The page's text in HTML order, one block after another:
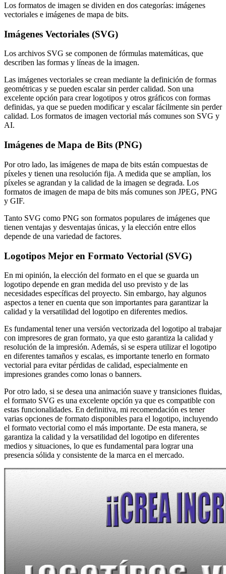
Los formatos de imagen se dividen en dos categorías: imágenes
vectoriales e imágenes de mapa de bits.
Imágenes Vectoriales (SVG)
Los archivos SVG se componen de fórmulas matemáticas, que
describen las formas y líneas de la imagen.
Las imágenes vectoriales se crean mediante la definición de formas
geométricas y se pueden escalar sin perder calidad. Son una
excelente opción para crear logotipos y otros gráficos con formas
definidas, ya que se pueden modificar y escalar fácilmente sin perder
calidad. Los formatos de imagen vectorial más comunes son SVG y
AI.
Imágenes de Mapa de Bits (PNG)
Por otro lado, las imágenes de mapa de bits están compuestas de
píxeles y tienen una resolución fija. A medida que se amplían, los
píxeles se agrandan y la calidad de la imagen se degrada. Los
formatos de imagen de mapa de bits más comunes son JPEG, PNG
y GIF.
Tanto SVG como PNG son formatos populares de imágenes que
tienen ventajas y desventajas únicas, y la elección entre ellos
depende de una variedad de factores.
Logotipos Mejor en Formato Vectorial (SVG)
En mi opinión, la elección del formato en el que se guarda un
logotipo depende en gran medida del uso previsto y de las
necesidades específicas del proyecto. Sin embargo, hay algunos
aspectos a tener en cuenta que son importantes para garantizar la
calidad y la versatilidad del logotipo en diferentes medios.
Es fundamental tener una versión vectorizada del logotipo al trabajar
con impresores de gran formato, ya que esto garantiza la calidad y
resolución de la impresión. Además, si se espera utilizar el logotipo
en diferentes tamaños y escalas, es importante tenerlo en formato
vectorial para evitar pérdidas de calidad, especialmente en
impresiones grandes como lonas o banners.
Por otro lado, si se desea una animación suave y transiciones fluidas,
el formato SVG es una excelente opción ya que es compatible con
estas funcionalidades. En definitiva, mi recomendación es tener
varias opciones de formato disponibles para el logotipo, incluyendo
el formato vectorial como el más importante. De esta manera, se
garantiza la calidad y la versatilidad del logotipo en diferentes
medios y situaciones, lo que es fundamental para lograr una
presencia sólida y consistente de la marca en el mercado.